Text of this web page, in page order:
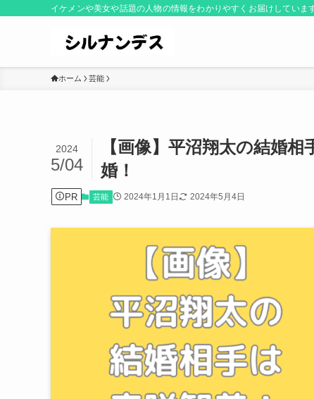
イケメンや美女や話題の人物の情報をわかりやすくお届けしていま
ホーム 芸能
【画像】平沼翔太の結婚
婚！
2024
5/04
PR 芸能 2024年1月1日 2024年5月4日